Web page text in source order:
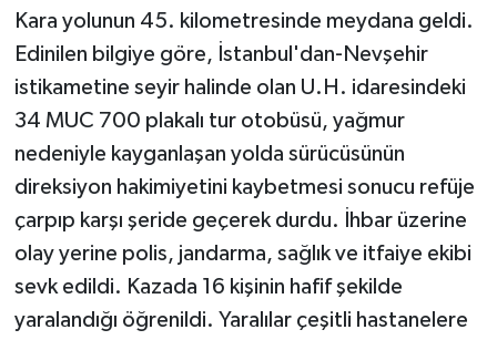
Kara yolunun 45. kilometresinde meydana geldi.
Edinilen bilgiye göre, İstanbul'dan-Nevşehir
istikametine seyir halinde olan U.H. idaresindeki
34 MUC 700 plakalı tur otobüsü, yağmur
nedeniyle kayganlaşan yolda sürücüsünün
direksiyon hakimiyetini kaybetmesi sonucu refüje
çarpıp karşı şeride geçerek durdu. İhbar üzerine
olay yerine polis, jandarma, sağlık ve itfaiye ekibi
sevk edildi. Kazada 16 kişinin hafif şekilde
yaralandığı öğrenildi. Yaralılar çeşitli hastanelere
Sürmanşet
Teknoloji
Yaşam